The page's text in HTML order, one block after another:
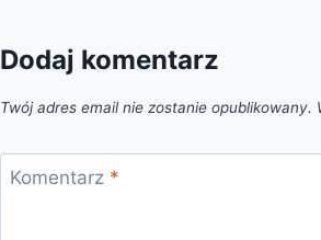
Dodaj komentarz
Twój adres email nie zostanie opublikowany.
Komentarz *